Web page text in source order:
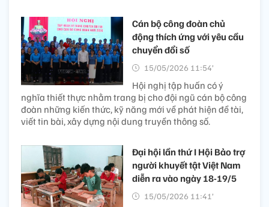
Cán bộ công đoàn chủ
động thích ứng với yêu cầu
chuyển đổi số
15/05/2026 11:54’
Hội nghị tập huấn có ý
nghĩa thiết thực nhằm trang bị cho đội ngũ cán bộ công
đoàn những kiến thức, kỹ năng mới về phát hiện đề tài,
viết tin bài, xây dựng nội dung truyền thông số.
Đại hội lần thứ I Hội Bảo trợ
người khuyết tật Việt Nam
diễn ra vào ngày 18-19/5
15/05/2026 11:41’